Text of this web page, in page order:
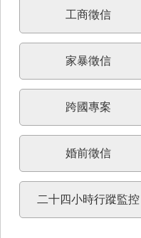
工商徵信
家暴徵信
跨國專案
婚前徵信
二十四小時行蹤監控